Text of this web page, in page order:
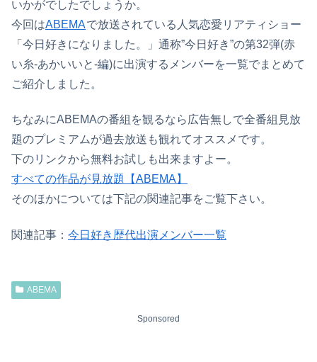
いかがでしたでしょうか。
今回はABEMAで放送されている人気恋愛リアティショー
「今日好きになりました。」通称”今日好き”の第32弾(赤
い糸-あかいいと-編)に出演するメンバーを一覧でまとめて
ご紹介しました。
ちなみにABEMAの番組を観るなら広告無しで全番組見放
題のプレミアムが過去放送も観れてオススメです。
下のリンクから無料お試しも出来ますよー。
すべての作品が見放題【ABEMA】
そのほかについては下記の関連記事をご覧下さい。
関連記事： 今日好き歴代出演メンバー一覧
ABEMA
Sponsored